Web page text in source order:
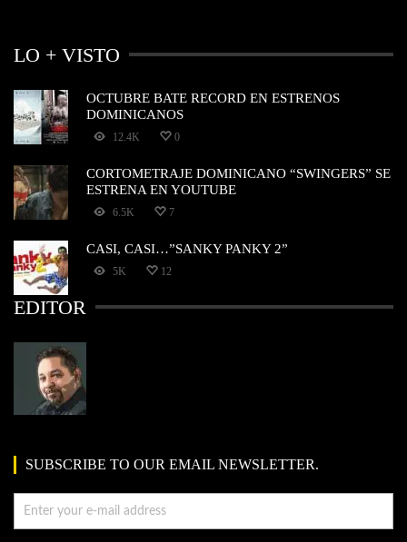
LO + VISTO
OCTUBRE BATE RECORD EN ESTRENOS
DOMINICANOS
12.4K 0
CORTOMETRAJE DOMINICANO “SWINGERS” SE
ESTRENA EN YOUTUBE
6.5K 7
CASI, CASI…”SANKY PANKY 2”
5K 12
EDITOR
SUBSCRIBE TO OUR EMAIL NEWSLETTER.